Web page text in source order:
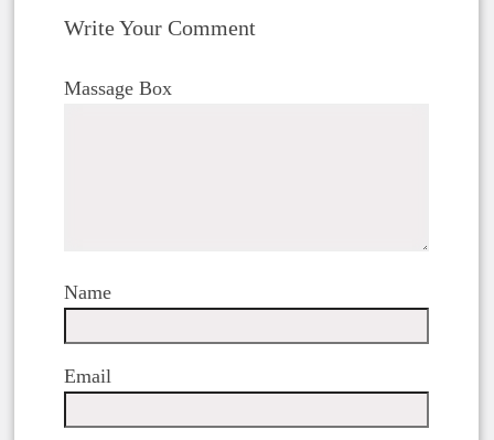
Write Your Comment
Massage Box
Name
Email